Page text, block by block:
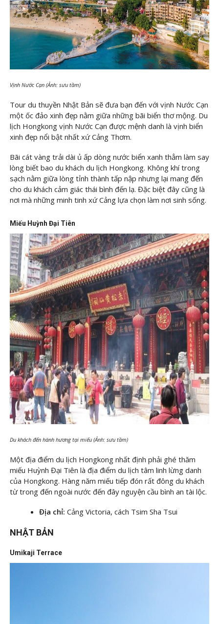
Vịnh Nước Cạn (Ảnh: sưu tầm)
Tour du thuyền Nhật Bản sẽ đưa bạn đến với vịnh Nước Cạn
một ốc đảo xinh đẹp nằm giữa những bãi biển thơ mộng. Du
lịch Hongkong vịnh Nước Cạn được mệnh danh là vịnh biển
xinh đẹp nổi bật nhất xứ Cảng Thơm.
Bãi cát vàng trải dài ủ ấp dòng nước biển xanh thẳm làm say
lòng biết bao du khách du lịch Hongkong. Không khí trong
sạch nằm giữa lòng tỉnh thành tấp nập nhưng lại mang đến
cho du khách cảm giác thái bình đến lạ. Đặc biệt đây cũng là
nơi mà những minh tinh xứ Cảng lựa chọn làm nơi sinh sống.
Miếu Huỳnh Đại Tiên
Du khách đến hành hương tại miếu (Ảnh: sưu tầm)
Một địa điểm du lịch Hongkong nhất định phải ghé thăm
miếu Huỳnh Đại Tiên là địa điểm du lịch tâm linh lừng danh
của Hongkong. Hàng năm miếu tiếp đón rất đông du khách
từ trong đến ngoài nước đến đây nguyện cầu bình an tài lộc.
Địa chỉ: Cảng Victoria, cách Tsim Sha Tsui
NHẬT BẢN
Umikaji Terrace